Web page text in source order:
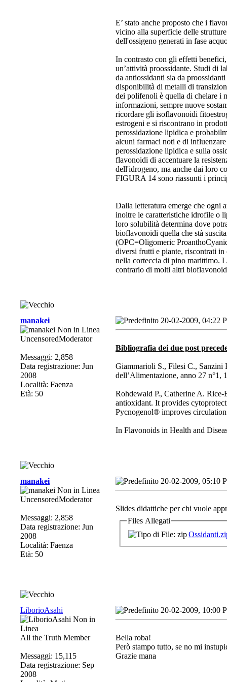
E’ stato anche proposto che i
vicino alla superficie delle
dell'ossigeno generati in fase
In contrasto con gli effetti
un’attività proossidante. Studi di
da antiossidanti sia da
disponibilità di metalli di
dei polifenoli è quella di chelare i
informazioni, sempre nuove
ricordare gli isoflavonoidi
estrogeni e si riscontrano in
perossidazione lipidica e
alcuni farmaci noti e di
perossidazione lipidica e sulla
flavonoidi di accentuare la
dell'idrogeno, ma anche dai loro
FIGURA 14 sono riassunti i
Dalla letteratura emerge che ogni
inoltre le caratteristiche idrofile o
loro solubilità determina dove
bioflavonoidi quella che stà
(OPC=Oligomeric
diversi frutti e piante, riscontrati in
nella corteccia di pino marittimo.
contrario di molti altri
manakei
UncensoredModerator
Messaggi: 2,858
Data registrazione: Jun
2008
Località: Faenza
Età: 50
20-02-2009, 04:22
Bibliografia dei due post
Giammarioli S., Filesi C., Sanzini
dell’Alimentazione, anno 27 n°1,
Rohdewald P., Catherine A.
antioxidant. It provides
Pycnogenol® improves
In Flavonoids in Health and
manakei
UncensoredModerator
Messaggi: 2,858
Data registrazione: Jun
2008
Località: Faenza
Età: 50
20-02-2009, 05:10
Slides didattiche per chi vuole
Files Allegati
LiborioAsahi
All the Truth Member
Messaggi: 15,115
Data registrazione: Sep
2008
20-02-2009, 10:00
Bella roba!
Però stampo tutto, se no mi
Grazie mana